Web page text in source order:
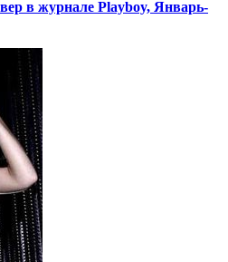
в журнале Playboy, Январь-